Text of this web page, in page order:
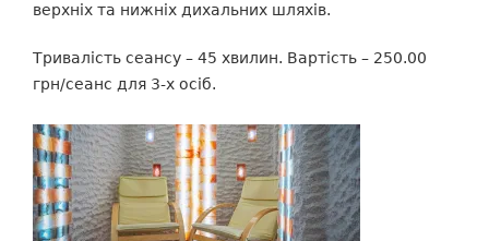
верхніх та нижніх дихальних шляхів.
Тривалість сеансу – 45 хвилин. Вартість – 250.00
грн/сеанс для 3-х осіб.